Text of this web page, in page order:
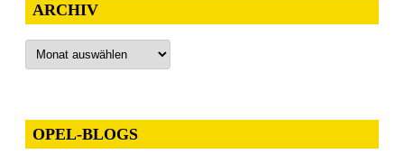
ARCHIV
Archiv
OPEL-BLOGS